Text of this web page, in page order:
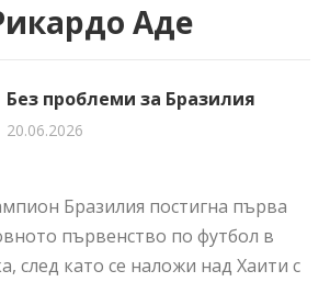
Аде
Без проблеми за Бразилия
20.06.2026
Бразилия постигна първа
първенство по футбол в
след като се наложи над Хаити с